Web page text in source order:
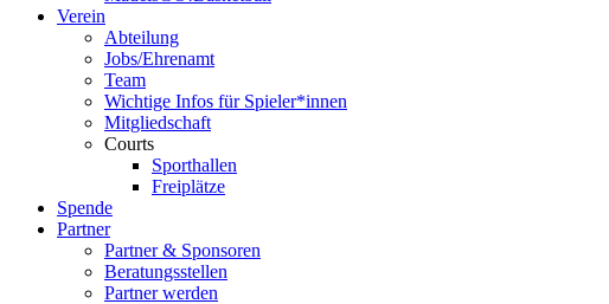
Verein
Abteilung
Jobs/Ehrenamt
Team
Wichtige Infos für Spieler*innen
Mitgliedschaft
Courts
Sporthallen
Freiplätze
Spende
Partner
Partner & Sponsoren
Beratungsstellen
Partner werden